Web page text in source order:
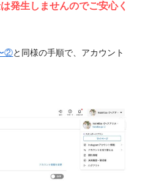
発生しませんのでご安心く
②と同様の手順で、アカウント